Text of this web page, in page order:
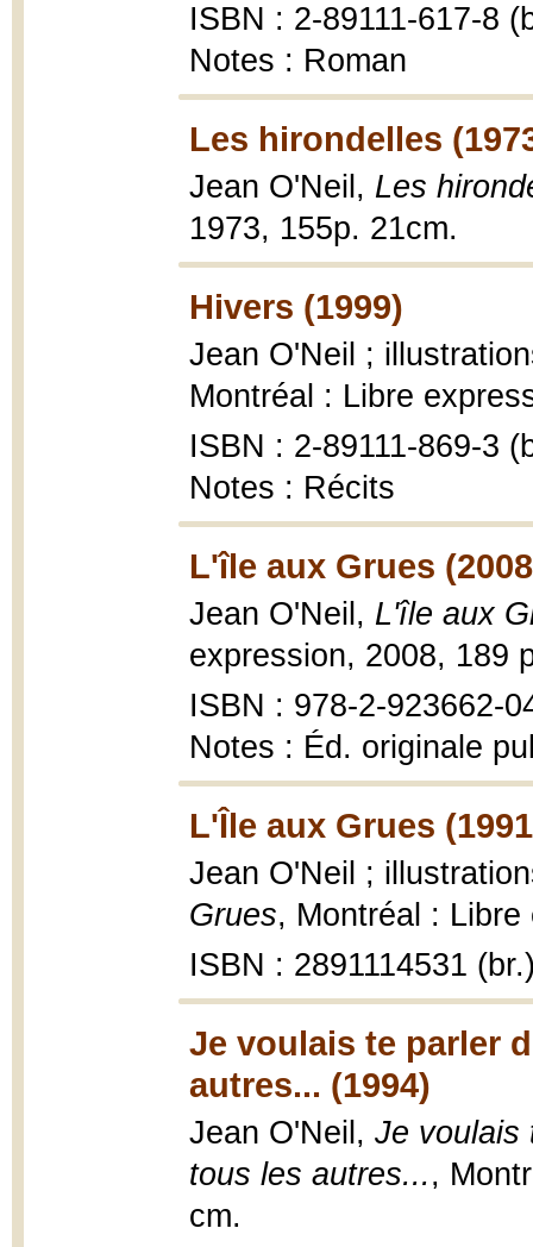
ISBN : 2-89111-617-8
Notes : Roman
Les hirondelles
Jean O'Neil, Les
1973, 155p. 21cm.
Hivers (1999)
Jean O'Neil ;
Montréal : Libre
ISBN : 2-89111-869-3
Notes : Récits
L'île aux Grues
Jean O'Neil, L'île aux
expression, 2008, 189
ISBN : 978-2-923662-
Notes : Éd. originale
L'Île aux Grues
Jean O'Neil ;
Grues, Montréal :
ISBN : 2891114531
Je voulais te parler
autres... (1994)
Jean O'Neil, Je voulais
tous les autres... ,
cm.